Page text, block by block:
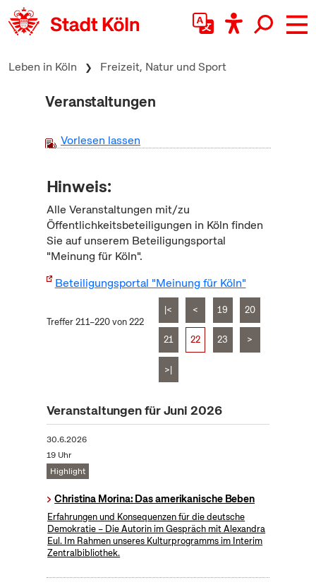
zum Inhalt springen
Leben in Köln Freizeit, Natur und Sport
Veranstaltungen
Vorlesen lassen
Hinweis:
Alle Veranstaltungen mit/zu
Öffentlichkeitsbeteiligungen in Köln finden
Sie auf unserem Beteiligungsportal
"Meinung für Köln".
Beteiligungsportal "Meinung für Köln"
Treffer 211–220 von 222
|< < 19 20
21 22 23 >
>|
Veranstaltungen für Juni 2026
30.6.2026
19 Uhr
Highlight
Christina Morina: Das amerikanische Beben
Erfahrungen und Konsequenzen für die deutsche
Demokratie – Die Autorin im Gespräch mit Alexandra
Eul. Im Rahmen unseres Kulturprogramms im Interim
Zentralbibliothek.